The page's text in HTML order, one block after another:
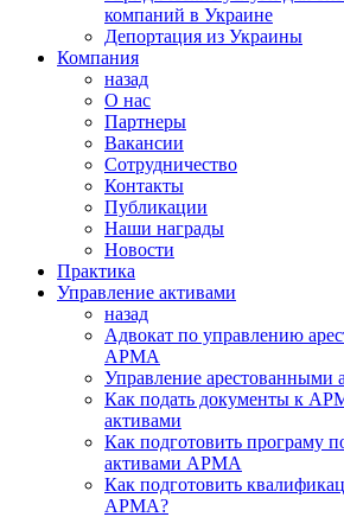
компаний в Украине
Депортация из Украины
Компания
назад
О нас
Партнеры
Вакансии
Сотрудничество
Контакты
Публикации
Наши награды
Новости
Практика
Управление активами
назад
Адвокат по управлению
АРМА
Управление
Как подать документы к
активами
Как подготовить програму
активами АРМА
Как подготовить
АРМА?